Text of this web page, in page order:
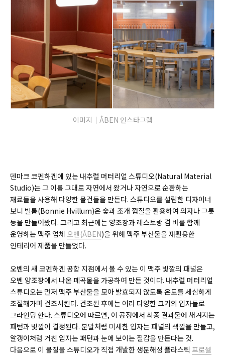
이미지｜ÅBEN 인스타그램
덴마크 코펜하겐에 있는 내추럴 머터리얼 스튜디오(Natural Material
Studio)는 그 이름 그대로 자연에서 왔거나 자연으로 순환하는
재료들을 사용해 다양한 물건들을 만든다. 스튜디오를 설립한 디자이너
보니 빌룸(Bonnie Hvillum)은 숯과 조개 껍질을 활용하여 의자나 그릇
등을 만들어왔다. 그리고 최근에는 양조장과 레스토랑 겸 바를 함께
운영하는 맥주 업체 오벤(ÅBEN)을 위해 맥주 부산물을 재활용한
인테리어 제품을 만들었다.
오벤의 새 코펜하겐 공항 지점에서 볼 수 있는 이 맥주 빛깔의 패널은
오벤 양조장에서 나온 폐곡물을 가공하여 만든 것이다. 내추럴 머터리얼
스튜디오는 먼저 맥주 부산물을 모아 발효되지 않도록 온도를 세심하게
조절해가며 건조시킨다. 건조된 후에는 여러 다양한 크기의 입자들로
그라인딩 한다. 스튜디오에 따르면, 이 공정에서 최종 결과물에 새겨지는
패턴과 빛깔이 결정된다. 분말처럼 미세한 입자는 패널의 색깔을 만들고,
알갱이처럼 거친 입자는 패턴과 눈에 보이는 질감을 만든다는 것.
다음으로 이 물질을 스튜디오가 직접 개발한 생분해성 플라스틱 프로셀